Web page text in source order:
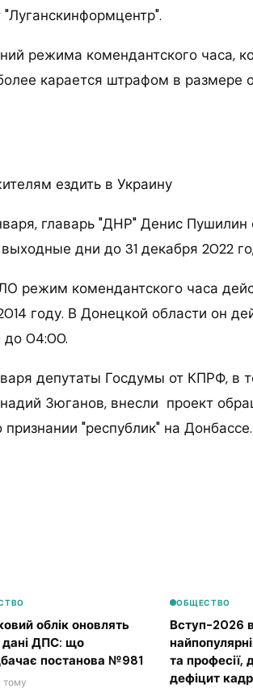
режима комендантского часа,
карается штрафом в размере
ездить в Украину
главарь "ДНР" Денис
дни до 31 декабря 2022
режим комендантского часа
году. В Донецкой области он
до 04:00.
депутаты Госдумы от КПРФ, в
Зюганов, внесли проект
"республик" на Донбассе.
облік оновлять
дані ДПС: що
постанова №981
тому
ОБЩЕСТВО
Вступ-2026 в
та професії,
дефіцит